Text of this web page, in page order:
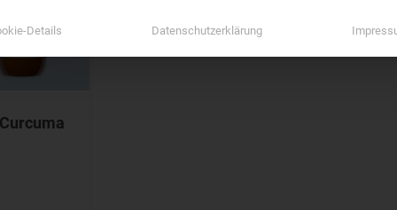
Details Datenschutzerklärung